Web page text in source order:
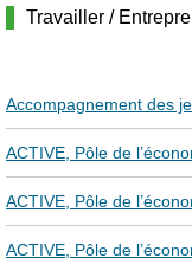
Travailler /
Accompagnement des
ACTIVE, Pôle de
ACTIVE, Pôle de
ACTIVE, Pôle de